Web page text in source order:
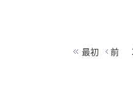
最初 前